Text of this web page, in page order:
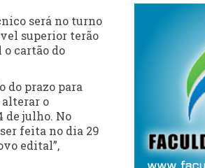
será no turno
superior terão
cartão do
do prazo para
o
de julho. No
feita no dia 29
edital”,